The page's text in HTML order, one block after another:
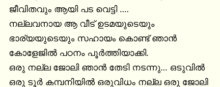
ജീവിതവും ആയി പട വെട്ടി ….
നല്ലവനായ ആ വീട് ഉടമയുടെയും
ഭാര്യയുടെയും സഹായം കൊണ്ട് ഞാൻ
കോളേജിൽ പഠനം പൂർത്തിയാക്കി.
ഒരു നല്ല ജോലി ഞാൻ തേടി നടന്നു… ഒടുവിൽ
ഒരു ടൂർ കമ്പനിയിൽ ഒരുവിധം നല്ല ഒരു ജോലി